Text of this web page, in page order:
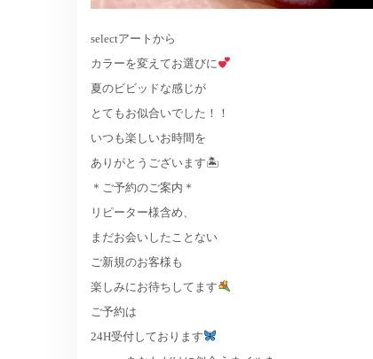
selectアートから
カラーを変えてお選びに
夏のビビッドな感じが
とてもお似合いでした！！
いつも楽しいお時間を
ありがとうございます🏝
＊ご予約のご案内＊
リピーター様含め、
まだお会いしたことない
ご新規のお客様も
楽しみにお待ちしてます
ご予約は
24H受付しております